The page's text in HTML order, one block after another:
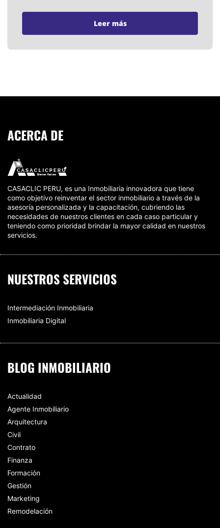
Leer más
ACERCA DE
CASACLIC PERU, es una Inmobiliaria innovadora que tiene
como objetivo reinventar el sector inmobiliario a través de la
asesoría personalizada y la capacitación, cubriendo las
necesidades de nuestros clientes en cada caso particular y
teniendo como prioridad brindar la mayor calidad en nuestros
servicios.
NUESTROS SERVICIOS
Intermediación Inmobiliaria
Inmobiliaria Digital
BLOG INMOBILIARIO
Actualidad
Agente Inmobiliario
Arquitectura
Civil
Contrato
Finanza
Formación
Gestión
Marketing
Remodelación